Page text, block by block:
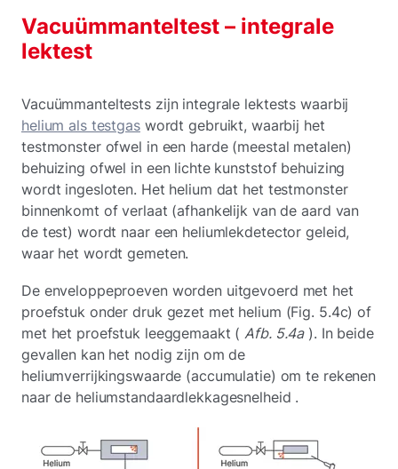
Vacuümmanteltest – integrale
lektest
Vacuümmanteltests zijn integrale lektests waarbij
helium als testgaswordt gebruikt, waarbij het
testmonster ofwel in een harde (meestal metalen)
behuizing ofwel in een lichte kunststof behuizing
wordt ingesloten. Het helium dat het testmonster
binnenkomt of verlaat (afhankelijk van de aard van
de test) wordt naar een heliumlekdetector geleid,
waar het wordt gemeten.
De enveloppeproeven worden uitgevoerd met het
proefstuk onder druk gezet met helium (Fig. 5.4c) of
met het proefstuk leeggemaakt ( Afb. 5.4a). In beide
gevallen kan het nodig zijn om de
heliumverrijkingswaarde (accumulatie) om te rekenen
naar de heliumstandaardlekkagesnelheid .